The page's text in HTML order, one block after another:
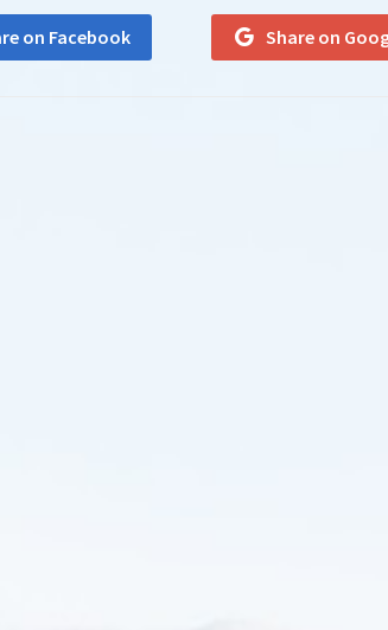
on Facebook Share on